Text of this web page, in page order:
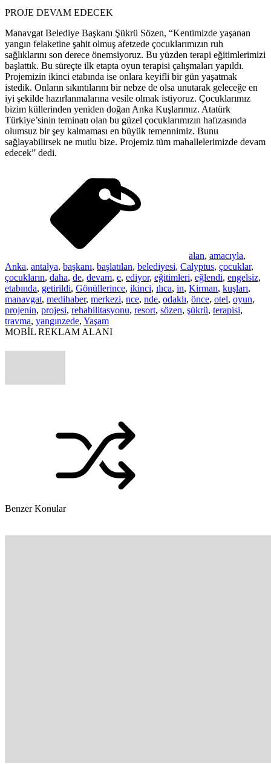
PROJE DEVAM EDECEK
Manavgat Belediye Başkanı Şükrü Sözen, “Kentimizde yaşanan
yangın felaketine şahit olmuş afetzede çocuklarımızın ruh
sağlıklarını son derece önemsiyoruz. Bu yüzden terapi eğitimlerimizi
başlattık. Bu süreçte ilk etapta oyun terapisi çalışmaları yapıldı.
Projemizin ikinci etabında ise onlara keyifli bir gün yaşatmak
istedik. Onların sıkıntılarını bir nebze de olsa unutarak geleceğe en
iyi şekilde hazırlanmalarına vesile olmak istiyoruz. Çocuklarımız
bizim küllerinden yeniden doğan Anka Kuşlarımız. Atatürk
Türkiye’sinin teminatı olan bu güzel çocuklarımızın hafızasında
olumsuz bir şey kalmaması en büyük temennimiz. Bunu
sağlayabilirsek ne mutlu bize. Projemiz tüm mahallelerimizde devam
edecek” dedi.
alan, amacıyla,
Anka, antalya, başkanı, başlatılan, belediyesi, Calyptus, çocuklar,
çocukların, daha, de, devam, e, ediyor, eğitimleri, eğlendi, engelsiz,
etabında, getirildi, Gönüllerince, ikinci, ılıca, in, Kirman, kuşları,
manavgat, medihaber, merkezi, nce, nde, odaklı, önce, otel, oyun,
projenin, projesi, rehabilitasyonu, resort, sözen, şükrü, terapisi,
travma, yangınzede, Yaşam
MOBİL REKLAM ALANI
Benzer Konular